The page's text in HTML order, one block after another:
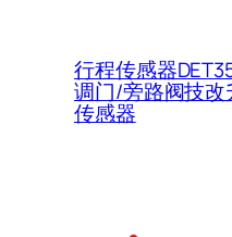
行程传感器
调门/旁路阀技
传感器